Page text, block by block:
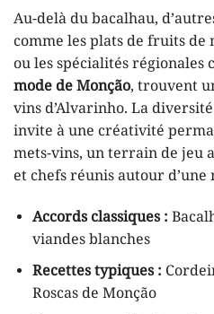
Au-delà du bacalhau,
comme les plats de fruits de
ou les spécialités régionales
mode de Monção, trouvent
vins d’Alvarinho. La
invite à une créativité
mets-vins, un terrain de jeu
et chefs réunis autour d’une
Accords classiques :
viandes blanches
Recettes typiques :
Roscas de Monção